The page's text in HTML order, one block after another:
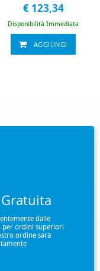
astuccio standard ultra leggero -
compresi (astuccio rigido,
pece, manuale in italiano,
mentoniera)10 mc
€ 123,34
Disponibilità Immediata
AGGIUNGI
dalle
per ordini superiori
ordine sarà